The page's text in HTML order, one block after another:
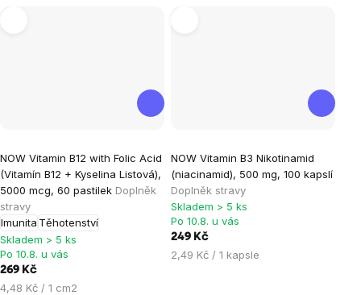
NOW Vitamin B12 with Folic Acid
(Vitamín B12 + Kyselina Listová),
5000 mcg, 60 pastilek Doplněk
stravy
Imunita Těhotenství
hodnocení
produktu
je
5,0
z
5
hvězdiček.
Skladem > 5 ks
Po 10.8. u vás
269 Kč
Měrná
4,48 Kč / 1 cm2
NOW Vitamin B3 Nikotinamid
(niacinamid), 500 mg, 100 kapslí
Doplněk stravy
hodnocení
produktu
je
5,0
z
5
Skladem > 5 ks
Po 10.8. u vás
249 Kč
Měrná
2,49 Kč / 1 kapsle